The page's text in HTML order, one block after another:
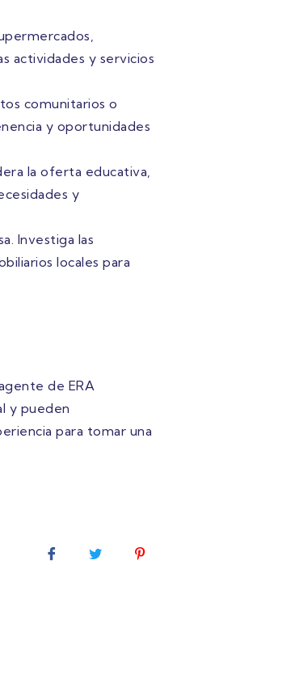
actividades y servicios
comunitarios o
y oportunidades
la oferta educativa,
y
Investiga las
locales para
de ERA
y pueden
para tomar una